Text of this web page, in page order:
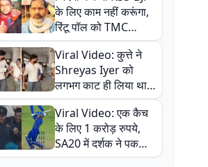
के लिए काम नहीं करूंगा,
रिंटू पॉल को TMC
ऑफिस में ले जाकर पीटा,
Video वायरल
Viral Video: कुत्ते ने
Shreyas Iyer को
लगभग काट ही लिया था,
न्यूजीलैंड सीरीज से पहले
बाल-बाल बचे
Viral Video: एक कैच
के लिए 1 करोड़ रुपये,
SA20 में दर्शक ने पकड़ा
एक हाथ से गजब का कैच